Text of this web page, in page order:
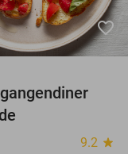
favorite_border
9.2 star